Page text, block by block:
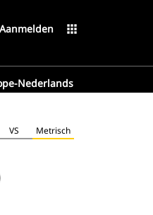
Aanmelden apps
Nederlands
VS Metrisch